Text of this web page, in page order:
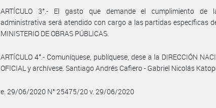
ARTÍCULO 3°.- El gasto que demande el cumplimiento de
administrativa será atendido con cargo a las partidas específicas
MINISTERIO DE OBRAS PÚBLICAS.
ARTÍCULO 4°.- Comuníquese, publíquese, dese a la DIRECCIÓN
OFICIAL y archívese. Santiago Andrés Cafiero - Gabriel Nicolás
e. 29/06/2020 N° 25475/20 v. 29/06/2020